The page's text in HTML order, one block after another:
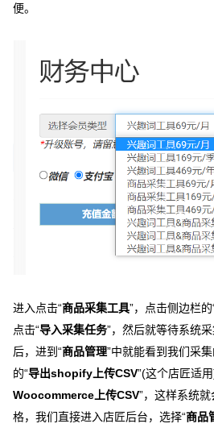
便。
进入点击“商品采集工具”，点击侧边栏的
点击“导入采集任务”，然后就等待系统
后，进到“商品管理”中就能看到我们采
的“导出shopify上传CSV”(这个店匠适
Woocommerce上传CSV”，这样系统
格，我们直接进入店匠后台，选择“商品